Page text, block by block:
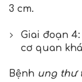
3 cm.
Giai đoạn
cơ quan
Bệnh ung thư